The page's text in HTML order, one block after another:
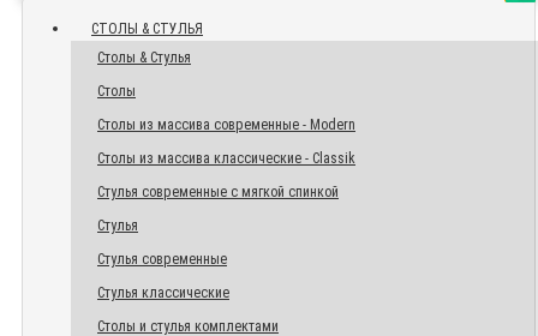
СТОЛЫ & СТУЛЬЯ
Столы & Стулья
Столы
Столы из массива современные - Modern
Столы из массива классические - Classik
Стулья современные с мягкой спинкой
Стулья
Стулья современные
Стулья классические
Столы и стулья комплектами